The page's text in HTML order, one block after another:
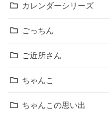
カレンダーシリーズ
ごっちん
ご近所さん
ちゃんこ
ちゃんこの思い出